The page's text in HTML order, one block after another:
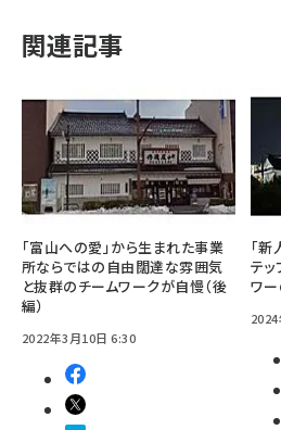
関連記事
「富山への愛」から生まれた事業
所ならではの自由闊達な雰囲気
と抜群のチームワークが自慢（後
編）
2022年3月10日 6:30
「
テッ
ワ